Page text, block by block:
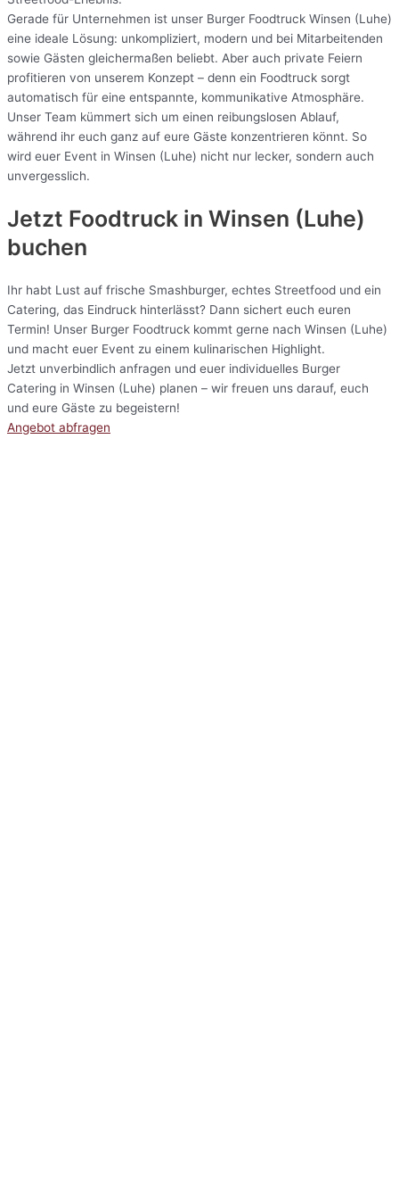
Gerade für Unternehmen ist unser Burger Foodtruck Winsen (Luhe)
eine ideale Lösung: unkompliziert, modern und bei Mitarbeitenden
sowie Gästen gleichermaßen beliebt. Aber auch private Feiern
profitieren von unserem Konzept – denn ein Foodtruck sorgt
automatisch für eine entspannte, kommunikative Atmosphäre.
Unser Team kümmert sich um einen reibungslosen Ablauf,
während ihr euch ganz auf eure Gäste konzentrieren könnt. So
wird euer Event in Winsen (Luhe) nicht nur lecker, sondern auch
unvergesslich.
Jetzt Foodtruck in Winsen (Luhe)
buchen
Ihr habt Lust auf frische Smashburger, echtes Streetfood und ein
Catering, das Eindruck hinterlässt? Dann sichert euch euren
Termin! Unser Burger Foodtruck kommt gerne nach Winsen (Luhe)
und macht euer Event zu einem kulinarischen Highlight.
Jetzt unverbindlich anfragen und euer individuelles Burger
Catering in Winsen (Luhe) planen – wir freuen uns darauf, euch
und eure Gäste zu begeistern!
Angebot abfragen